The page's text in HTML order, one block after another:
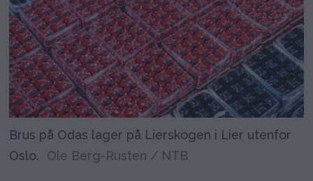
Brus på Odas lager på Lierskogen i Lier utenfor
Oslo.
Ole Berg-Rusten / NTB